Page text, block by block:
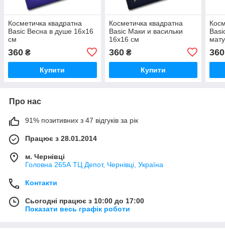
Косметичка квадратна
Basic Весна в душе 16x16
см
360 ₴
Купити
Косметичка квадратна
Basic Маки и васильки
16x16 см
360₴
Купити
360
Про нас
91% позитивних з 47 відгуків за рік
Працює з 28.01.2014
м. Чернівці
Головна 265А ТЦ Депот, Чернівці, Україна
Контакти
Сьогодні працює з 10:00 до 17:00
Показати весь графік роботи